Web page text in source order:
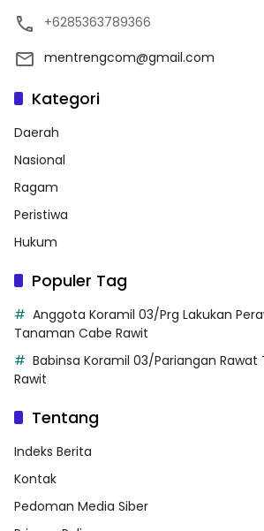
+6285363789366
mentrengcom@gmail.com
Kategori
Daerah
Nasional
Ragam
Peristiwa
Hukum
Populer Tag
Anggota Koramil 03/Prg Lakukan
Tanaman Cabe Rawit
Babinsa Koramil 03/Pariangan
Rawit
Tentang
Indeks Berita
Kontak
Pedoman Media Siber